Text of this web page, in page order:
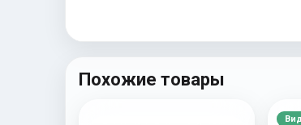
Похожие товары